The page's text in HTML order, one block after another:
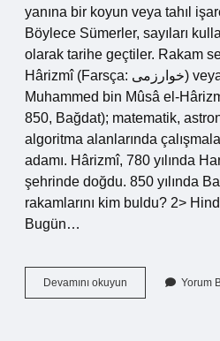
yanına bir koyun veya tahıl
Böylece Sümerler, sayıları
olarak tarihe geçtiler. Rakam
Hârizmî (Farsça: خوارزمی) veya tam adıyla Ebû Ca’fer
Muhammed bin Mûsâ el-
850, Bağdat); matematik,
algoritma alanlarında
adamı. Hârizmî, 780 yılında
şehrinde doğdu. 850 yılında
rakamlarını kim buldu? 2>
Bugün…
Devamını okuyun Rakamlar
Kimler
Yorum